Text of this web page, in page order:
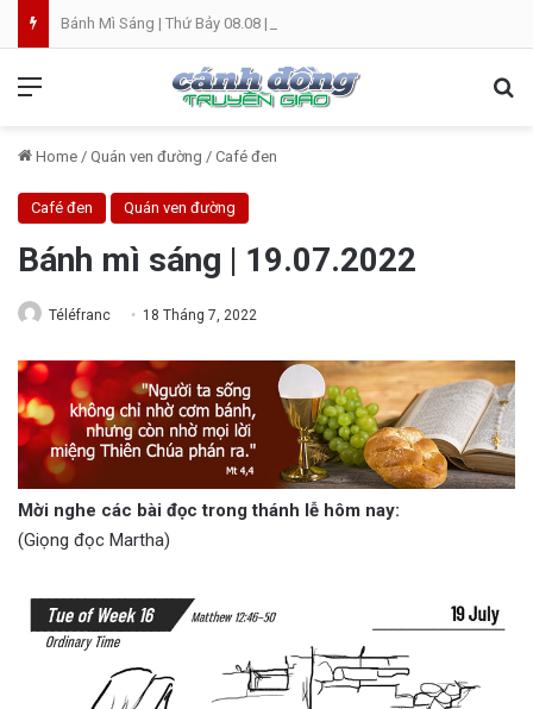
Bánh Mì Sáng | Thứ Bảy 08.08 | Thánh Đaminh, Linh mục
Home / Quán ven đường / Café đen
Café đen Quán ven đường
Bánh mì sáng | 19.07.2022
Téléfranc 18 Tháng 7, 2022
Mời nghe các bài đọc trong thánh lễ hôm nay:
(Giọng đọc Martha)